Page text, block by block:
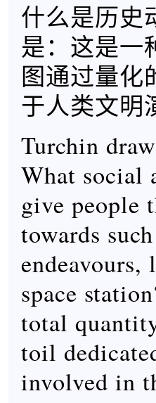
什么是历史
是：这是一
图通过量化
于人类文明
Turchin
What social
give people
towards
space
total
toil
involved in